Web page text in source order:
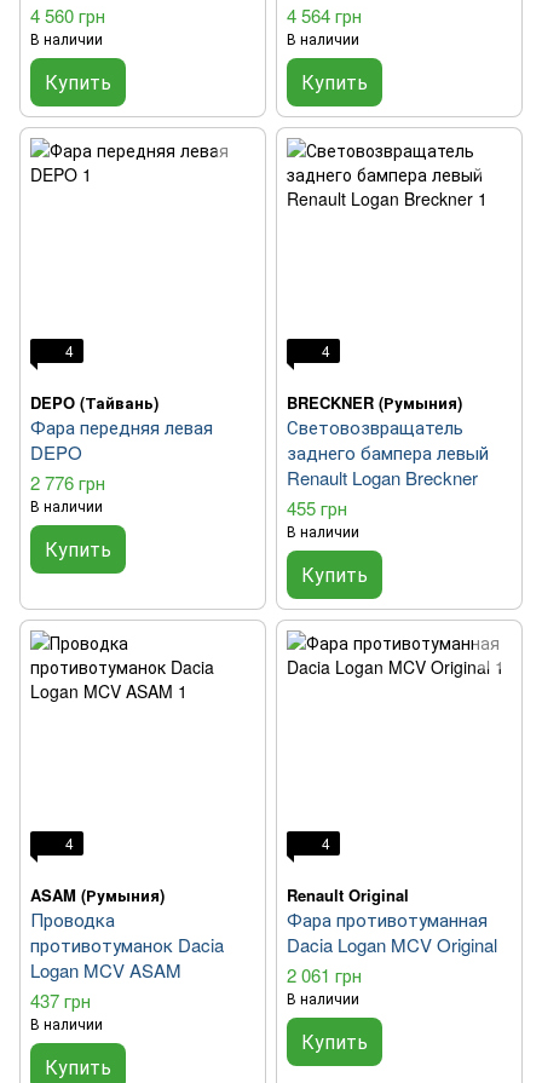
4 560 грн
В наличии
Купить
4 564 грн
В наличии
Купить
4
DEPO (Тайвань)
Фара передняя левая
DEPO
2 776 грн
В наличии
Купить
4
BRECKNER (Румыния)
Световозвращатель
заднего бампера левый
Renault Logan Breckner
455 грн
В наличии
Купить
4
ASAM (Румыния)
Проводка
противотуманок Dacia
Logan MCV ASAM
437 грн
В наличии
Купить
4
Renault Original
Фара противотуманная
Dacia Logan MCV Original
2 061 грн
В наличии
Купить